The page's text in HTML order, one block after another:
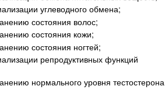
углеводного обмена;
состояния волос;
состояния кожи;
состояния ногтей;
репродуктивных функций
нормального уровня тестостерона